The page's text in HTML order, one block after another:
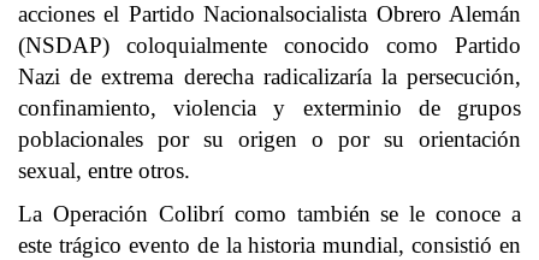
acciones el Partido Nacionalsocialista Obrero Alemán
(NSDAP) coloquialmente conocido como Partido
Nazi de extrema derecha radicalizaría la persecución,
confinamiento, violencia y exterminio de grupos
poblacionales por su origen o por su orientación
sexual, entre otros.
La Operación Colibrí como también se le conoce a
este trágico evento de la historia mundial, consistió en